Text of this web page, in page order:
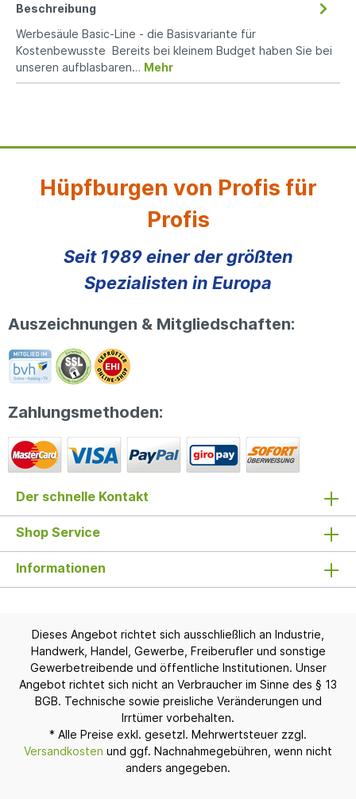
Beschreibung
Werbesäule Basic-Line - die Basisvariante für
Kostenbewusste Bereits bei kleinem Budget haben Sie bei
unseren aufblasbaren… Mehr
Hüpfburgen von Profis für
Profis
Seit 1989 einer der größten
Spezialisten in Europa
Auszeichnungen & Mitgliedschaften:
Zahlungsmethoden:
Der schnelle Kontakt
Shop Service
Informationen
Dieses Angebot richtet sich ausschließlich an Industrie,
Handwerk, Handel, Gewerbe, Freiberufler und sonstige
Gewerbetreibende und öffentliche Institutionen. Unser
Angebot richtet sich nicht an Verbraucher im Sinne des § 13
BGB. Technische sowie preisliche Veränderungen und
Irrtümer vorbehalten.
* Alle Preise exkl. gesetzl. Mehrwertsteuer zzgl.
Versandkosten und ggf. Nachnahmegebühren, wenn nicht
anders angegeben.